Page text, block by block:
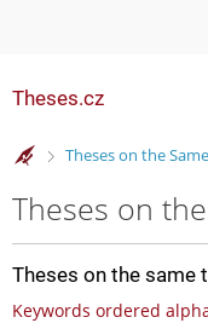
Theses.cz
>
Theses on the
Theses on
Theses on the same
Keywords ordered